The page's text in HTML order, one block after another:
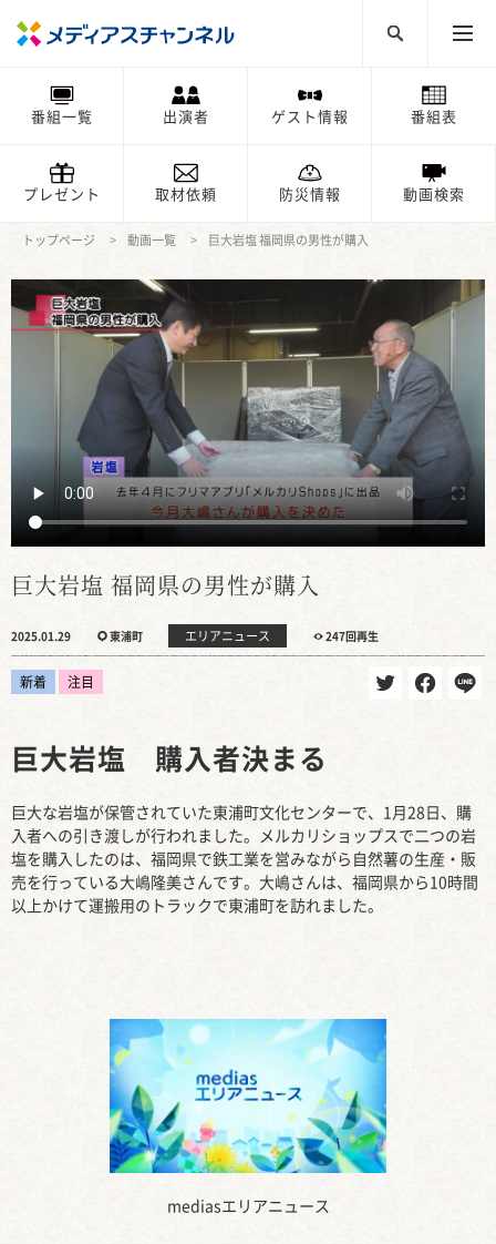
番組一覧 出演者 ゲスト情報 番組表
プレゼント 取材依頼 防災情報 動画検索
トップページ 動画一覧 巨大岩塩 福岡県の男性が購入
巨大岩塩 福岡県の男性が購入
2025.01.29 東浦町 エリアニュース 247回再生
新着 注目
mediasエリアニュース
巨大岩塩 購入者決まる
巨大な岩塩が保管されていた東浦町文化センターで、1月28日、購
入者への引き渡しが行われました。メルカリショップスで二つの岩
塩を購入したのは、福岡県で鉄工業を営みながら自然薯の生産・販
売を行っている大嶋隆美さんです。大嶋さんは、福岡県から10時間
以上かけて運搬用のトラックで東浦町を訪れました。